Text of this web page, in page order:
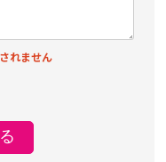
れません